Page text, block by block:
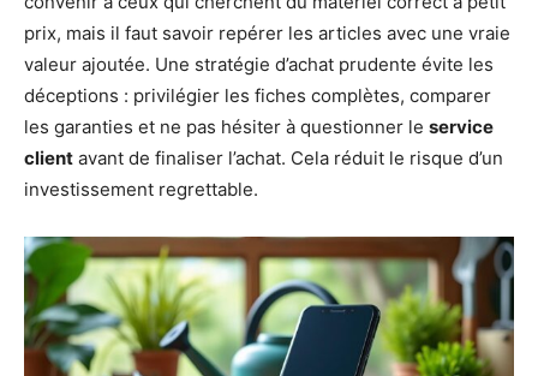
prix, mais il faut savoir repérer les articles avec une vraie
valeur ajoutée. Une stratégie d’achat prudente évite les
déceptions : privilégier les fiches complètes, comparer
les garanties et ne pas hésiter à questionner le service
client avant de finaliser l’achat. Cela réduit le risque d’un
investissement regrettable.